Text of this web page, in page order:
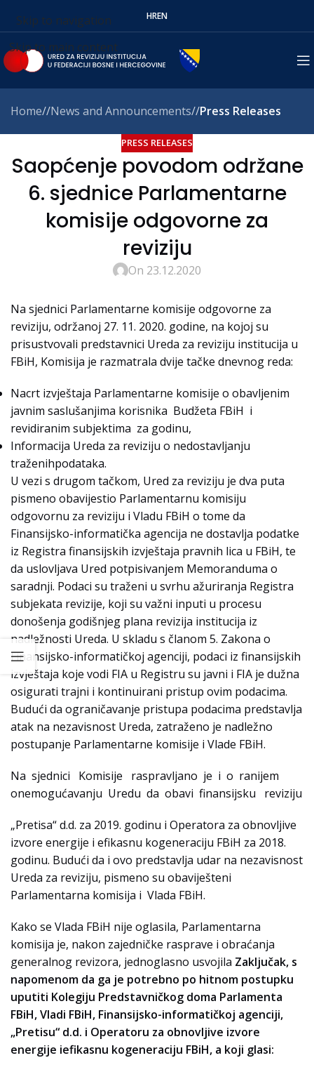
Skip to navigation
Skip to main content
HREN
Home/ News and Announcements/ Press Releases
PRESS RELEASES
Saopćenje povodom održane
6. sjednice Parlamentarne
komisije odgovorne za
reviziju
On 23.12.2020
Na sjednici Parlamentarne komisije odgovorne za
reviziju, održanoj 27. 11. 2020. godine, na kojoj su
prisustvovali predstavnici Ureda za reviziju institucija u
FBiH, Komisija je razmatrala dvije tačke dnevnog reda:
Nacrt izvještaja Parlamentarne komisije o obavljenim
javnim saslušanjima korisnika Budžeta FBiH i
revidiranim subjektima za godinu,
Informacija Ureda za reviziju o nedostavljanju
traženihpodataka.
U vezi s drugom tačkom, Ured za reviziju je dva puta
pismeno obavijestio Parlamentarnu komisiju
odgovornu za reviziju i Vladu FBiH o tome da
Finansijsko-informatička agencija ne dostavlja podatke
iz Registra finansijskih izvještaja pravnih lica u FBiH, te
da uslovljava Ured potpisivanjem Memoranduma o
saradnji. Podaci su traženi u svrhu ažuriranja Registra
subjekata revizije, koji su važni inputi u procesu
donošenja godišnjeg plana revizija institucija iz
nadležnosti Ureda. U skladu s članom 5. Zakona o
Finansijsko-informatičkoj agenciji, podaci iz finansijskih
izvještaja koje vodi FIA u Registru su javni i FIA je dužna
osigurati trajni i kontinuirani pristup ovim podacima.
Budući da ograničavanje pristupa podacima predstavlja
atak na nezavisnost Ureda, zatraženo je nadležno
postupanje Parlamentarne komisije i Vlade FBiH.
Na sjednici Komisije raspravljano je i o ranijem
onemogućavanju Uredu da obavi finansijsku reviziju
„Pretisa“ d.d. za 2019. godinu i Operatora za obnovljive
izvore energije i efikasnu kogeneraciju FBiH za 2018.
godinu. Budući da i ovo predstavlja udar na nezavisnost
Ureda za reviziju, pismeno su obaviješteni
Parlamentarna komisija i Vlada FBiH.
Kako se Vlada FBiH nije oglasila, Parlamentarna
komisija je, nakon zajedničke rasprave i obraćanja
generalnog revizora, jednoglasno usvojila Zaključak, s
napomenom da ga je potrebno po hitnom postupku
uputiti Kolegiju Predstavničkog doma Parlamenta
FBiH, Vladi FBiH, Finansijsko-informatičkoj agenciji,
„Pretisu“ d.d. i Operatoru za obnovljive izvore
energije iefikasnu kogeneraciju FBiH, a koji glasi: